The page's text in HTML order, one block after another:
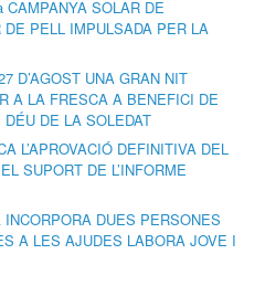
CAMPANYA SOLAR DE
PELL IMPULSADA PER LA
D’AGOST UNA GRAN NIT
A LA FRESCA A BENEFICI DE
DE LA SOLEDAT
L’APROVACIÓ DEFINITIVA DEL
SUPORT DE L’INFORME
INCORPORA DUES PERSONES
A LES AJUDES LABORA JOVE I